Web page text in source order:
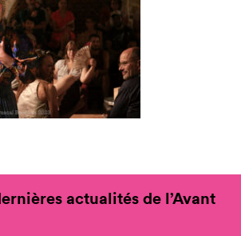
actualités de l’Avant